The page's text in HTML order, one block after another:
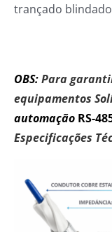
trançado blindado
OBS:Para
equipamentos
automação RS-
Especificações